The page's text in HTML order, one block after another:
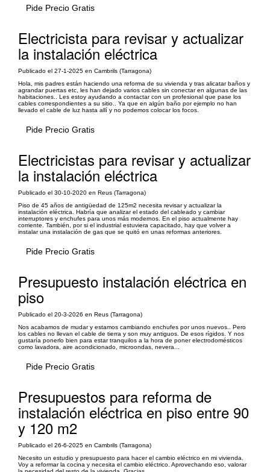
Pide Precio Gratis
Electricista para revisar y actualizar
la instalación eléctrica
Publicado el 27-1-2025 en Cambrils (Tarragona)
Hola, mis padres están haciendo una reforma de su vivienda y tras alicatar baños y
agrandar puertas etc, les han dejado varios cables sin conectar en algunas de las
habitaciones.. Les estoy ayudando a contactar con un profesional que pase los
cables correspondientes a su sitio.. Ya que en algún baño por ejemplo no han
llevado el cable de luz hasta allí y no podemos colocar los focos.
Pide Precio Gratis
Electricistas para revisar y actualizar
la instalación eléctrica
Publicado el 30-10-2020 en Reus (Tarragona)
Piso de 45 años de antigüedad de 125m2 necesita revisar y actualizar la
instalación eléctrica. Habría que analizar el estado del cableado y cambiar
interruptores y enchufes para unos más modernos. En el piso actualmente hay
corriente. También, por si el industrial estuviera capacitado, hay que volver a
instalar una instalación de gas que se quitó en unas reformas anteriores.
Pide Precio Gratis
Presupuesto instalación eléctrica en
piso
Publicado el 20-3-2026 en Reus (Tarragona)
Nos acabamos de mudar y estamos cambiando enchufes por unos nuevos.. Pero
los cables no llevan el cable de tierra y son muy antiguos. De esos rígidos. Y nos
gustaría ponerlo bien para estar tranquilos a la hora de poner electrodomésticos
como lavadora, aire acondicionado, microondas, nevera...
Pide Precio Gratis
Presupuestos para reforma de
instalación eléctrica en piso entre 90
y 120 m2
Publicado el 26-6-2025 en Cambrils (Tarragona)
Necesito un estudio y presupuesto para hacer el cambio eléctrico en mi vivienda.
Voy a reformar la cocina y necesita el cambio eléctrico. Aprovechando eso, valorar